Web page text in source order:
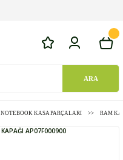
ARA
NOTEBOOK KASA PARÇALARI RAM